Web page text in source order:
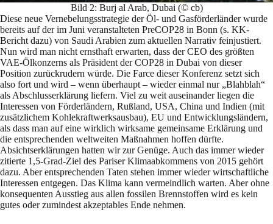
Bild 2: Burj al Arab, Dubai (© cb)
Diese neue Vernebelungsstrategie der Öl- und Gasförderländer wurde
bereits auf der im Juni veranstalteten PreCOP28 in Bonn (s. KK-
Bericht dazu) von Saudi Arabien zum aktuellen Narrativ feinjustiert.
Nun wird man nicht ernsthaft erwarten, dass der CEO des größten
VAE-Ölkonzerns als Präsident der COP28 in Dubai von dieser
Position zurückrudern würde. Die Farce dieser Konferenz setzt sich
also fort und wird – wenn überhaupt – wieder einmal nur „Blahblah“
als Abschlusserklärung liefern. Viel zu weit auseinander liegen die
Interessen von Förderländern, Rußland, USA, China und Indien (mit
zusätzlichem Kohlekraftwerksausbau), EU und Entwicklungsländern,
als dass man auf eine wirklich wirksame gemeinsame Erklärung und
die entsprechenden weltweiten Maßnahmen hoffen dürfte.
Absichtserklärungen hatten wir zur Genüge. Auch das immer wieder
zitierte 1,5-Grad-Ziel des Pariser Klimaabkommens von 2015 gehört
dazu. Aber entsprechenden Taten stehen immer wieder wirtschaftliche
Interessen entgegen. Das Klima kann vermeindlich warten. Aber ohne
konsequenten Ausstieg aus allen fossilen Brennstoffen wird es kein
gutes oder zumindest akzeptables Ende nehmen.